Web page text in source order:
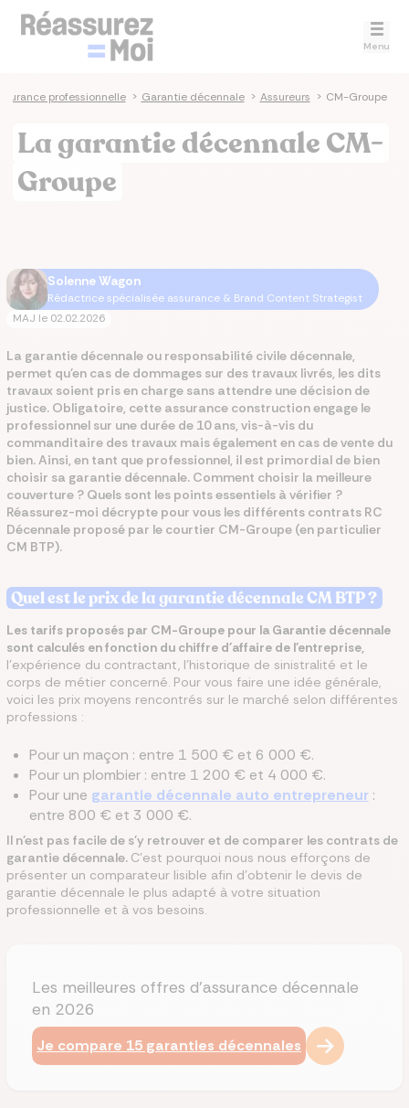
Menu
professionnelle > Garantie décennale > Assureurs > CM-Groupe
La garantie décennale CM-
Groupe
Solenne Wagon
Rédactrice spécialisée assurance & Brand Content Strategist
MAJ le 02.02.2026
La garantie décennale ou responsabilité civile décennale,
permet qu'en cas de dommages sur des travaux livrés, les dits
travaux soient pris en charge sans attendre une décision de
justice. Obligatoire, cette assurance construction engage le
professionnel sur une durée de 10 ans, vis-à-vis du
commanditaire des travaux mais également en cas de vente du
bien. Ainsi, en tant que professionnel, il est primordial de bien
choisir sa garantie décennale. Comment choisir la meilleure
couverture ? Quels sont les points essentiels à vérifier ?
Réassurez-moi décrypte pour vous les différents contrats RC
Décennale proposé par le courtier CM-Groupe (en particulier
CM BTP).
Quel est le prix de la garantie décennale CM BTP ?
Les tarifs proposés par CM-Groupe pour la Garantie décennale
sont calculés en fonction du chiffre d'affaire de l'entreprise,
l'expérience du contractant, l'historique de sinistralité et le
corps de métier concerné. Pour vous faire une idée générale,
voici les prix moyens rencontrés sur le marché selon différentes
professions :
Pour un maçon : entre 1 500 € et 6 000 €.
Pour un plombier : entre 1 200 € et 4 000 €.
Pour une garantie décennale auto entrepreneur:
entre 800 € et 3 000 €.
Il n'est pas facile de s'y retrouver et de comparer les contrats de
garantie décennale. C'est pourquoi nous nous efforçons de
présenter un comparateur lisible afin d'obtenir le devis de
garantie décennale le plus adapté à votre situation
professionnelle et à vos besoins.
Les meilleures offres d'assurance décennale
en 2026
Je compare 15 garanties décennales